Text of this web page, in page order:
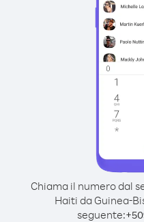
Chiama il numero dal
Haiti da Guinea-
seguente:+